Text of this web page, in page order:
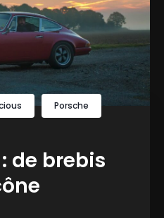
Porsche
de brebis